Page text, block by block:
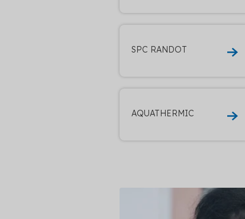
SPC RANDOT
AQUATHERMIC